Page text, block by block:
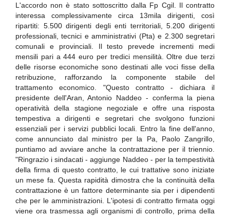
L'accordo non è stato sottoscritto dalla Fp Cgil. Il contratto
interessa complessivamente circa 13mila dirigenti, così
ripartiti: 5.500 dirigenti degli enti territoriali, 5.200 dirigenti
professionali, tecnici e amministrativi (Pta) e 2.300 segretari
comunali e provinciali. Il testo prevede incrementi medi
mensili pari a 444 euro per tredici mensilità. Oltre due terzi
delle risorse economiche sono destinati alle voci fisse della
retribuzione, rafforzando la componente stabile del
trattamento economico. "Questo contratto - dichiara il
presidente dell'Aran, Antonio Naddeo - conferma la piena
operatività della stagione negoziale e offre una risposta
tempestiva a dirigenti e segretari che svolgono funzioni
essenziali per i servizi pubblici locali. Entro la fine dell'anno,
come annunciato dal ministro per la Pa, Paolo Zangrillo,
puntiamo ad avviare anche la contrattazione per il triennio.
"Ringrazio i sindacati - aggiunge Naddeo - per la tempestività
della firma di questo contratto, le cui trattative sono iniziate
un mese fa. Questa rapidità dimostra che la continuità della
contrattazione è un fattore determinante sia per i dipendenti
che per le amministrazioni. L'ipotesi di contratto firmata oggi
viene ora trasmessa agli organismi di controllo, prima della